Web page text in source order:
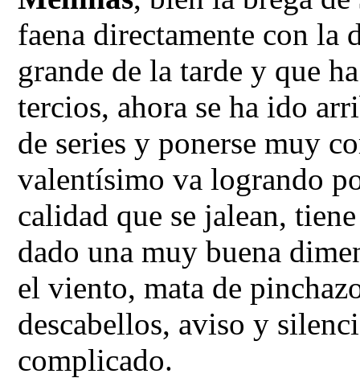
faena directamente con la
grande de la tarde y que
tercios, ahora se ha ido
de series y ponerse muy
valentísimo va logrando
calidad que se jalean,
dado una muy buena
el viento, mata de
descabellos, aviso y
complicado.